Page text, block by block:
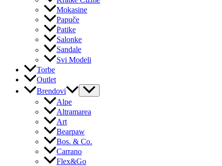
Mokasine
Papuče
Patike
Salonke
Sandale
Svi Modeli
Torbe
Outlet
Brendovi
Alpe
Altramarea
Art
Bearpaw
Bos. & Co.
Carrano
Flex&Go